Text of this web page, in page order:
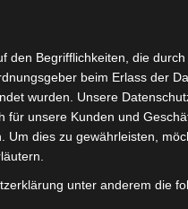
Ausspielung.
ist für 12:00 Uhr geplant.
den Begrifflichkeiten, die durch
beim Erlass der
wurden. Unsere
für unsere Kunden und
Um dies zu gewährleisten,
unter anderem die